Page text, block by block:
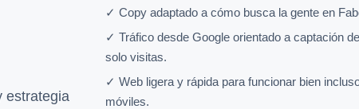
estrategia
✓ Copy adaptado a cómo busca la gente en
✓ Tráfico desde Google orientado a captación
solo visitas.
✓ Web ligera y rápida para funcionar bien
móviles.